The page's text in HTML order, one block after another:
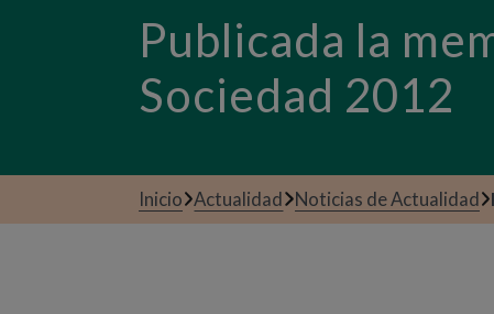
Publicada la
Sociedad 2012
Inicio Actualidad Noticias de Actualidad